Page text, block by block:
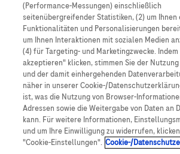
Über Roche
Impressum
Rechtliche Hinweise
Datenschutz
(Performance-Messungen) einschließlich
seitenübergreifender Statistiken, (2) um
Funktionalitäten und Personalisierungen
um Ihnen Interaktionen mit sozialen Medien
(4) für Targeting- und Marketingzwecke.
akzeptieren" klicken, stimmen Sie der
und der damit einhergehenden
näher in unserer Cookie-/
ist, was die Nutzung von Browser-
Adressen sowie die Weitergabe von Daten an
kann. Für weitere Informationen,
und um Ihre Einwilligung zu widerrufen,
"Cookie-Einstellungen". Cookie-/